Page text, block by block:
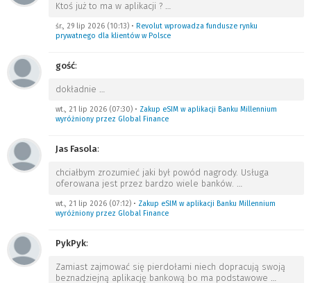
Ktoś już to ma w aplikacji ? …
śr., 29 lip 2026 (10:13) • Revolut wprowadza fundusze rynku
prywatnego dla klientów w Polsce
gość:
dokładnie …
wt., 21 lip 2026 (07:30) • Zakup eSIM w aplikacji Banku Millennium
wyróżniony przez Global Finance
Jas Fasola:
chciałbym zrozumieć jaki był powód nagrody. Usługa
oferowana jest przez bardzo wiele banków. …
wt., 21 lip 2026 (07:12) • Zakup eSIM w aplikacji Banku Millennium
wyróżniony przez Global Finance
PykPyk:
Zamiast zajmować się pierdołami niech dopracują swoją
beznadziejną aplikację bankową bo ma podstawowe …